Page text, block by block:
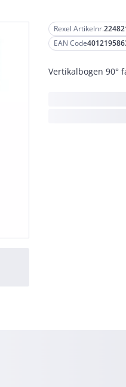
Rexel Artikelnr.
EAN Code
Vertikalbogen 90°